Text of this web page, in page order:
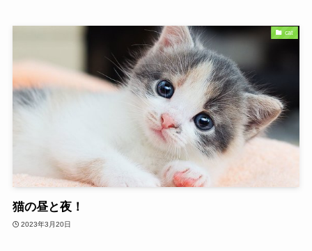
cat
猫の昼と夜！
2023年3月20日